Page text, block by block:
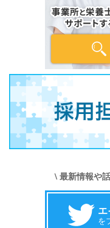
\ 最新情報や
を